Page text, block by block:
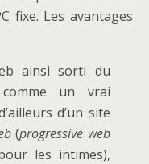
fixe. Les avantages
ainsi sorti du
un vrai
d’un site
(progressive web
les intimes),